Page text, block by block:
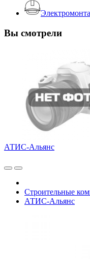
Вы смотрели
АТИС-Альянс
Строительные
АТИС-Альянс